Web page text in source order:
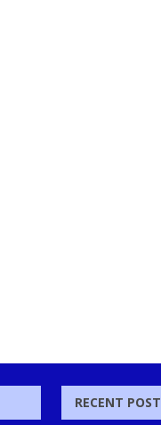
RECENT POST